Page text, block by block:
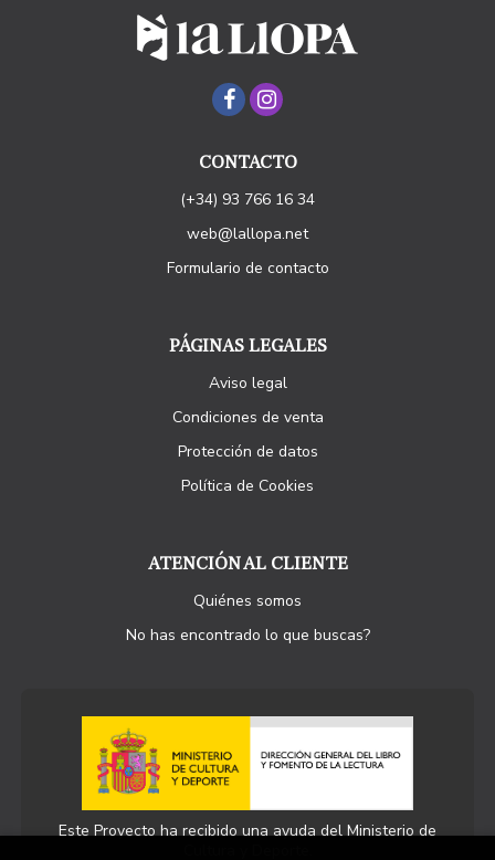
CONTACTO
(+34) 93 766 16 34
web@lallopa.net
Formulario de contacto
PÁGINAS LEGALES
Aviso legal
Condiciones de venta
Protección de datos
Política de Cookies
ATENCIÓN AL CLIENTE
Quiénes somos
No has encontrado lo que buscas?
Este Proyecto ha recibido una ayuda del Ministerio de